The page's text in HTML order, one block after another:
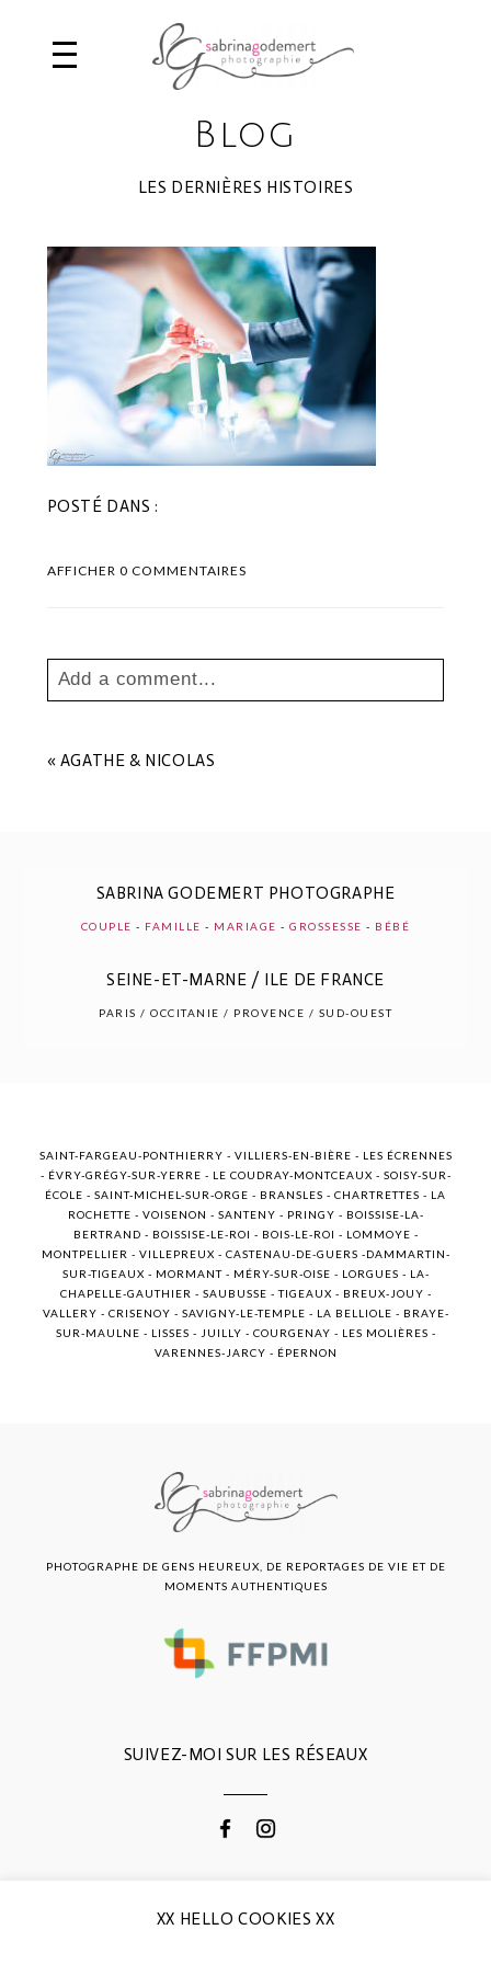
Blog
LES DERNIÈRES HISTOIRES
POSTÉ DANS :
AFFICHER0 COMMENTAIRES
Add a comment...
Les champs marqués sont requis *
POST COMMENT
« AGATHE & NICOLAS
SABRINA GODEMERT PHOTOGRAPHE
COUPLE - FAMILLE - MARIAGE -GROSSESSE - BÉBÉ
SEINE-ET-MARNE / ILE DE FRANCE
PARIS / OCCITANIE / PROVENCE / SUD-OUEST
SAINT-FARGEAU-PONTHIERRY - VILLIERS-EN-BIÈRE - LES ÉCRENNES
- ÉVRY-GRÉGY-SUR-YERRE - LE COUDRAY-MONTCEAUX - SOISY-SUR-
ÉCOLE - SAINT-MICHEL-SUR-ORGE - BRANSLES - CHARTRETTES - LA
ROCHETTE - VOISENON - SANTENY - PRINGY - BOISSISE-LA-
BERTRAND - BOISSISE-LE-ROI - BOIS-LE-ROI - LOMMOYE -
MONTPELLIER - VILLEPREUX - CASTENAU-DE-GUERS -DAMMARTIN-
SUR-TIGEAUX - MORMANT - MÉRY-SUR-OISE - LORGUES - LA-
CHAPELLE-GAUTHIER - SAUBUSSE - TIGEAUX - BREUX-JOUY -
VALLERY - CRISENOY - SAVIGNY-LE-TEMPLE - LA BELLIOLE - BRAYE-
SUR-MAULNE - LISSES - JUILLY - COURGENAY - LES MOLIÈRES -
VARENNES-JARCY - ÉPERNON
SUIVEZ-MOI SUR LES RÉSEAUX
PHOTOGRAPHE DE GENS HEUREUX, DE REPORTAGES DE VIE ET DE
MOMENTS AUTHENTIQUES
CONTACTEZ-MOI
XX HELLO COOKIES XX